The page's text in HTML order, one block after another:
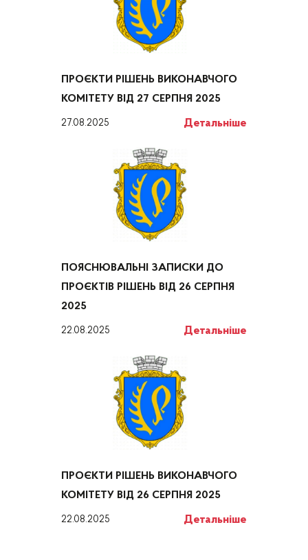
ПРОЄКТИ РІШЕНЬ ВИКОНАВЧОГО
КОМІТЕТУ ВІД 27 СЕРПНЯ 2025
27.08.2025 Детальніше
ПОЯСНЮВАЛЬНІ ЗАПИСКИ ДО
ПРОЄКТІВ РІШЕНЬ ВІД 26 СЕРПНЯ
2025
22.08.2025 Детальніше
ПРОЄКТИ РІШЕНЬ ВИКОНАВЧОГО
КОМІТЕТУ ВІД 26 СЕРПНЯ 2025
22.08.2025 Детальніше